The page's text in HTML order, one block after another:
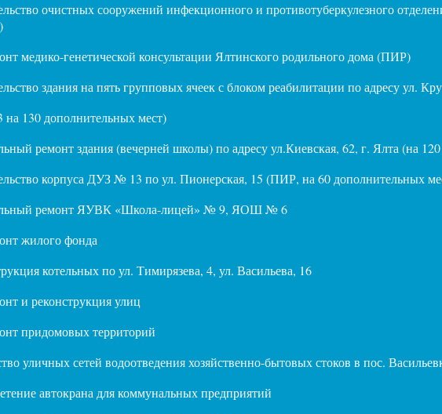
очистных сооружений инфекционного и противотуберкулезного
медико-генетической консультации Ялтинского родильного дома (ПИР)
здания на пять групповых ячеек с блоком реабилитации по адресу ул.
130 дополнительных мест)
ремонт здания (вечерней школы) по адресу ул.Киевская, 62, г. Ялта (на
корпуса ДУЗ № 13 по ул. Пионерская, 15 (ПИР, на 60 дополнительных
ремонт ЯУВК «Школа-лицей» № 9, ЯОШ № 6
жилого фонда
котельных по ул. Тимирязева, 4, ул. Васильева, 16
и реконструкция улиц
придомовых территорий
уличных сетей водоотведения хозяйственно-бытовых стоков в пос.
автокрана для коммунальных предприятий